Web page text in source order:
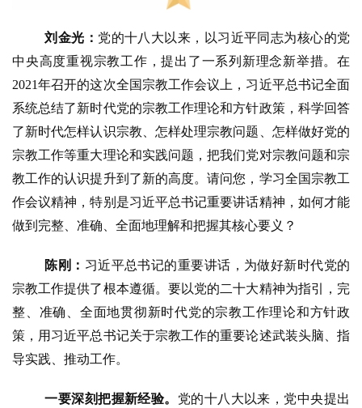
刘金光： 党的十八大以来，以习近平同志为核心的党
中央高度重视宗教工作，提出了一系列新理念新举措。在
2021年召开的这次全国宗教工作会议上，习近平总书记全面
系统总结了新时代党的宗教工作理论和方针政策，科学回答
了新时代怎样认识宗教、怎样处理宗教问题、怎样做好党的
宗教工作等重大理论和实践问题，把我们党对宗教问题和宗
教工作的认识提升到了新的高度。请问您，学习全国宗教工
作会议精神，特别是习近平总书记重要讲话精神，如何才能
做到完整、准确、全面地理解和把握其核心要义？
陈刚： 习近平总书记的重要讲话，为做好新时代党的
宗教工作提供了根本遵循。要以党的二十大精神为指引，完
整、准确、全面地贯彻新时代党的宗教工作理论和方针政
策，用习近平总书记关于宗教工作的重要论述武装头脑、指
导实践、推动工作。
一要深刻把握新经验。 党的十八大以来，党中央提出